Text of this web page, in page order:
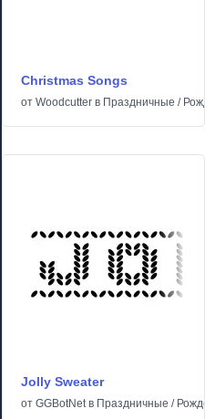
Christmas Songs
от Woodcutter в Праздничные /
Jolly Sweater
от GGBotNetв Праздничные /